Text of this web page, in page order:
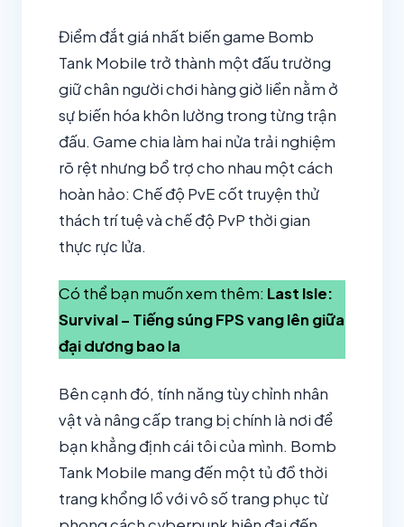
Điểm đắt giá nhất biến game Bomb
Tank Mobile trở thành một đấu trường
giữ chân người chơi hàng giờ liền nằm ở
sự biến hóa khôn lường trong từng trận
đấu. Game chia làm hai nửa trải nghiệm
rõ rệt nhưng bổ trợ cho nhau một cách
hoàn hảo: Chế độ PvE cốt truyện thử
thách trí tuệ và chế độ PvP thời gian
thực rực lửa.
Có thể bạn muốn xem thêm: Last Isle:
Survival – Tiếng súng FPS vang lên giữa
đại dương bao la
Bên cạnh đó, tính năng tùy chỉnh nhân
vật và nâng cấp trang bị chính là nơi để
bạn khẳng định cái tôi của mình. Bomb
Tank Mobile mang đến một tủ đồ thời
trang khổng lồ với vô số trang phục từ